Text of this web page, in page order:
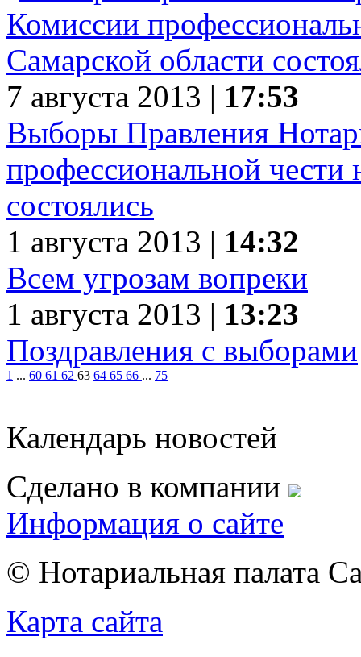
7 августа 2013 | 17:53
Выборы Правления
профессиональной чести
состоялись
1 августа 2013 | 14:32
Всем угрозам вопреки
1 августа 2013 | 13:23
Поздравления с выборами
1 ... 60 61 62 63 64 65 66 ... 75
Календарь новостей
Сделано в компании
Информация о сайте
© Нотариальная палата
Карта сайта